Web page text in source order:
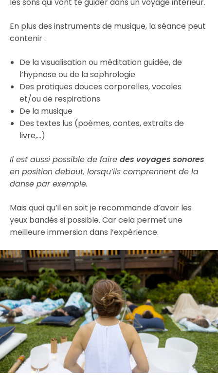
En plus des instruments de musique, la séance peut
contenir :
De la visualisation ou méditation guidée, de
l’hypnose ou de la sophrologie
Des pratiques douces corporelles, vocales
et/ou de respirations
De la musique
Des textes lus (poèmes, contes, extraits de
livre,…)
Il est aussi possible de faire des voyages sonores
en position debout, lorsqu’ils comprennent de la
danse par exemple.
Mais quoi qu’il en soit je recommande d’avoir les
yeux bandés si possible. Car cela permet une
meilleure immersion dans l’expérience.